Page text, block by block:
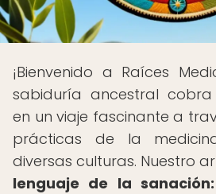
¡Bienvenido a Raíces
sabiduría ancestral cobra
en un viaje fascinante a
prácticas de la
diversas culturas. Nuestro
lenguaje de la